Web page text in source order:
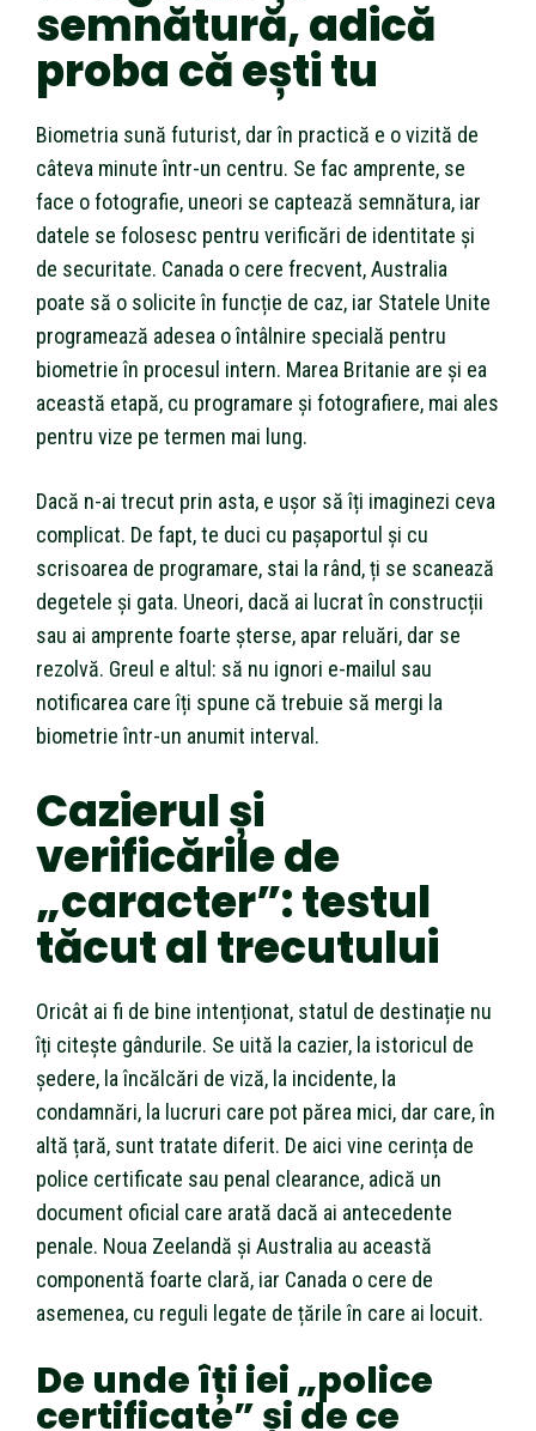
semnătură, adică
proba că ești tu
Biometria sună futurist, dar în practică e o vizită de
câteva minute într-un centru. Se fac amprente, se
face o fotografie, uneori se captează semnătura, iar
datele se folosesc pentru verificări de identitate și
de securitate. Canada o cere frecvent, Australia
poate să o solicite în funcție de caz, iar Statele Unite
programează adesea o întâlnire specială pentru
biometrie în procesul intern. Marea Britanie are și ea
această etapă, cu programare și fotografiere, mai ales
pentru vize pe termen mai lung.
Dacă n-ai trecut prin asta, e ușor să îți imaginezi ceva
complicat. De fapt, te duci cu pașaportul și cu
scrisoarea de programare, stai la rând, ți se scanează
degetele și gata. Uneori, dacă ai lucrat în construcții
sau ai amprente foarte șterse, apar reluări, dar se
rezolvă. Greul e altul: să nu ignori e-mailul sau
notificarea care îți spune că trebuie să mergi la
biometrie într-un anumit interval.
Cazierul și
verificările de
„caracter”: testul
tăcut al trecutului
Oricât ai fi de bine intenționat, statul de destinație nu
îți citește gândurile. Se uită la cazier, la istoricul de
ședere, la încălcări de viză, la incidente, la
condamnări, la lucruri care pot părea mici, dar care, în
altă țară, sunt tratate diferit. De aici vine cerința de
police certificate sau penal clearance, adică un
document oficial care arată dacă ai antecedente
penale. Noua Zeelandă și Australia au această
componentă foarte clară, iar Canada o cere de
asemenea, cu reguli legate de țările în care ai locuit.
De unde îți iei „police
certificate” și de ce